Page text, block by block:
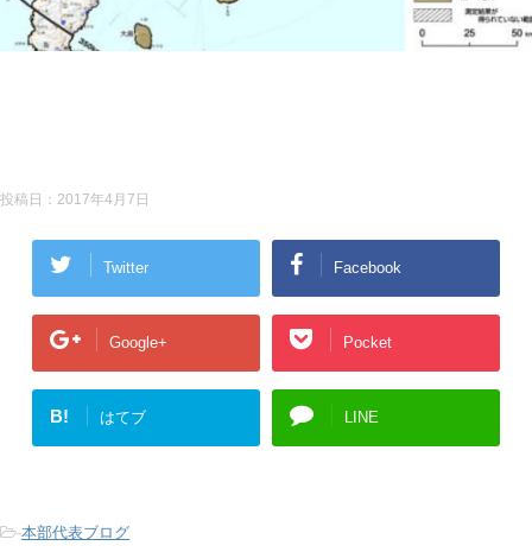
投稿日： 2017年4月7日
Twitter Facebook
Google+ Pocket
B! はてブ LINE
-本部代表ブログ